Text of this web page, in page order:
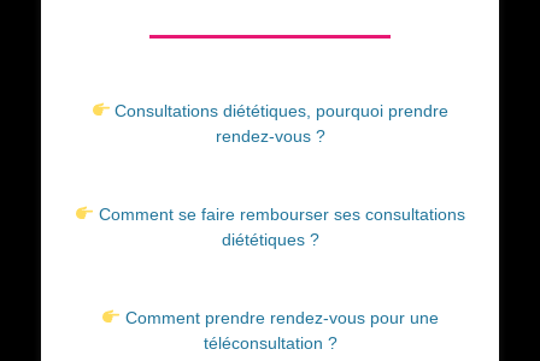
Consultations diététiques, pourquoi prendre
rendez-vous ?
Comment se faire rembourser ses consultations
diététiques ?
Comment prendre rendez-vous pour une
téléconsultation ?